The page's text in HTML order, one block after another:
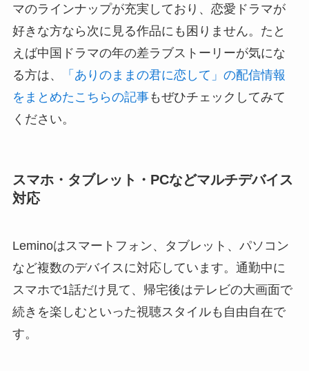
マのラインナップが充実しており、恋愛ドラマが
好きな方なら次に見る作品にも困りません。たと
えば中国ドラマの年の差ラブストーリーが気にな
る方は、
「ありのままの君に恋して」の配信情報
をまとめたこちらの記事もぜひチェックしてみて
ください。
スマホ・タブレット・PCなどマルチデバイス
対応
Leminoはスマートフォン、タブレット、パソコン
など複数のデバイスに対応しています。通勤中に
スマホで1話だけ見て、帰宅後はテレビの大画面で
続きを楽しむといった視聴スタイルも自由自在で
す。